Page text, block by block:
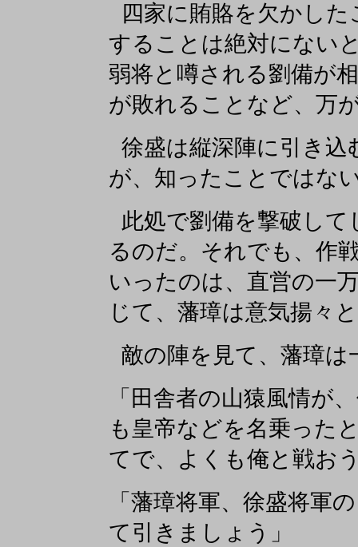
四家に賄賂を欠かし
することは絶対にない
弱将と噂される劉備が
が敗れることなど、万
徐盛は縦深陣に引き
が、知ったことではな
此処で劉備を撃破し
るのだ。それでも、作
いったのは、直営の一
じて、藩璋は意気揚々
敵の陣を見て、藩璋は
「田舎者の山猿風情
も皇帝などを名乗った
てで、よくも俺と戦お
「藩璋将軍、徐盛将
て引きましょう」